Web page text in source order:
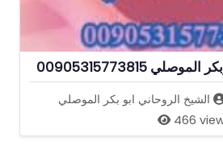
00905315773815
الشيخ الروحاني ابو بكر الموصلي
466
00905315773815